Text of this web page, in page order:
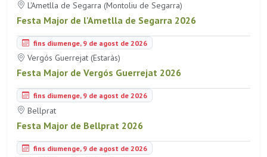
L'Ametlla de Segarra (Montoliu de Segarra)
Festa Major de l'Ametlla de Segarra 2026
fins diumenge, 9 de agost de 2026
Vergós Guerrejat (Estaràs)
Festa Major de Vergós Guerrejat 2026
fins diumenge, 9 de agost de 2026
Bellprat
Festa Major de Bellprat 2026
fins diumenge, 9 de agost de 2026